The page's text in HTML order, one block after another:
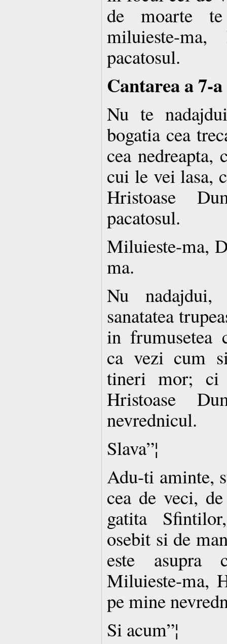
de moarte te
miluieste-
pacatosul.
Cantarea a 7-a
Nu te
bogatia cea
cea nedreapta,
cui le vei lasa,
Hristoase
pacatosul.
Miluieste-ma,
ma.
Nu
sanatatea
in frumusetea
ca vezi cum
tineri mor; ci
Hristoase
nevrednicul.
Slava”¦
Adu-ti aminte,
cea de veci,
gatita
osebit si de
este
Miluieste-ma,
pe mine
Si acum”¦